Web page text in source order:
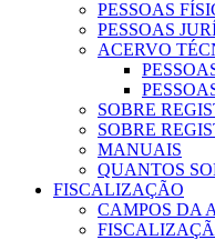
PESSOAS
PESSOAS
ACERVO
SOBRE
SOBRE
MANUAIS
QUANTOS
FISCALIZAÇÃO
CAMPOS DA